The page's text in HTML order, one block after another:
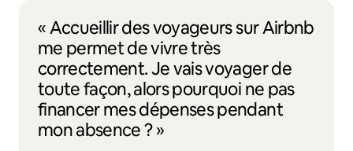
« Accueillir des voyageurs sur Airbnb
me permet de vivre très
correctement. Je vais voyager de
toute façon, alors pourquoi ne pas
financer mes dépenses pendant
mon absence ? »